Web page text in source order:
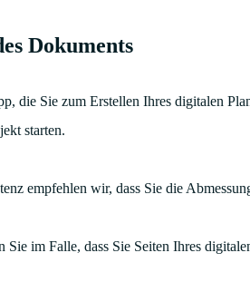
Dokuments
die Sie zum Erstellen Ihres digitalen
starten.
empfehlen wir, dass Sie die
Sie im Falle, dass Sie Seiten Ihres